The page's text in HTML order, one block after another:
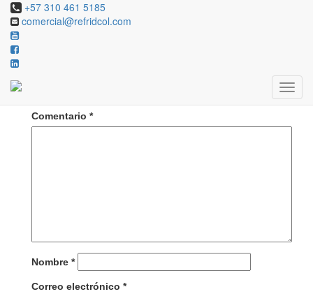
+57 310 461 5185
comercial@refridcol.com
Comentario *
Nombre *
Correo electrónico *